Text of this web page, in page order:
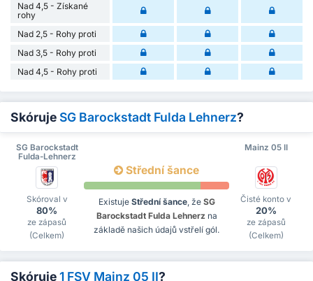
Nad 4,5 - Získané
rohy
Nad 2,5 - Rohy proti
Nad 3,5 - Rohy proti
Nad 4,5 - Rohy proti
SkórujeSG Barockstadt Fulda Lehnerz?
SG Barockstadt
Fulda-Lehnerz
Mainz 05 II
Skóroval v
80%
ze zápasů
(Celkem)
Střední šance
Existuje Střední šance, že SG
Barockstadt Fulda Lehnerzna
základě našich údajů vstřelí gól.
Čisté konto v
20%
ze zápasů
(Celkem)
Skóruje1 FSV Mainz 05 II?